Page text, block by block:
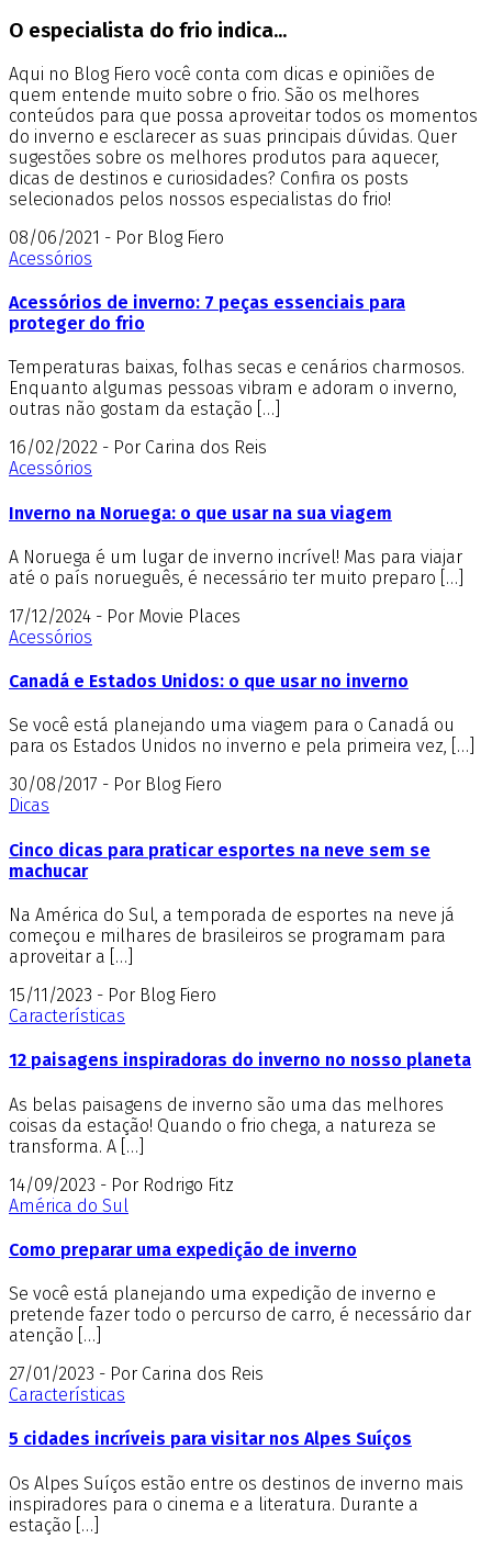
O especialista do frio indica...
Aqui no Blog Fiero você conta com dicas e opiniões de
quem entende muito sobre o frio. São os melhores
conteúdos para que possa aproveitar todos os momentos
do inverno e esclarecer as suas principais dúvidas. Quer
sugestões sobre os melhores produtos para aquecer,
dicas de destinos e curiosidades? Confira os posts
selecionados pelos nossos especialistas do frio!
08/06/2021 - Por Blog Fiero
Acessórios
Acessórios de inverno: 7 peças essenciais para
proteger do frio
Temperaturas baixas, folhas secas e cenários charmosos.
Enquanto algumas pessoas vibram e adoram o inverno,
outras não gostam da estação […]
16/02/2022 - Por Carina dos Reis
Acessórios
Inverno na Noruega: o que usar na sua viagem
A Noruega é um lugar de inverno incrível! Mas para viajar
até o país norueguês, é necessário ter muito preparo […]
17/12/2024 - Por Movie Places
Acessórios
Canadá e Estados Unidos: o que usar no inverno
Se você está planejando uma viagem para o Canadá ou
para os Estados Unidos no inverno e pela primeira vez, […]
30/08/2017 - Por Blog Fiero
Dicas
Cinco dicas para praticar esportes na neve sem se
machucar
Na América do Sul, a temporada de esportes na neve já
começou e milhares de brasileiros se programam para
aproveitar a […]
15/11/2023 - Por Blog Fiero
Características
12 paisagens inspiradoras do inverno no nosso planeta
As belas paisagens de inverno são uma das melhores
coisas da estação! Quando o frio chega, a natureza se
transforma. A […]
14/09/2023 - Por Rodrigo Fitz
América do Sul
Como preparar uma expedição de inverno
Se você está planejando uma expedição de inverno e
pretende fazer todo o percurso de carro, é necessário dar
atenção […]
27/01/2023 - Por Carina dos Reis
Características
5 cidades incríveis para visitar nos Alpes Suíços
Os Alpes Suíços estão entre os destinos de inverno mais
inspiradores para o cinema e a literatura. Durante a
estação […]